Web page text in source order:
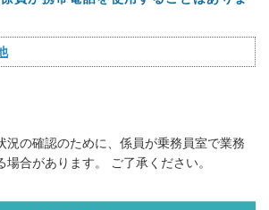
況の確認のために、係員が乗務員室で業務
場合があります。 ご了承ください。